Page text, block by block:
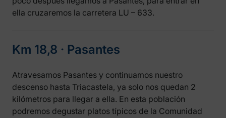
ella cruzaremos la carretera LU – 633.
Km 18,8 ‧ Pasantes
Atravesamos Pasantes y continuamos nuestro
descenso hasta Triacastela, ya solo nos quedan 2
kilómetros para llegar a ella. En esta población
podremos degustar platos típicos de la Comunidad